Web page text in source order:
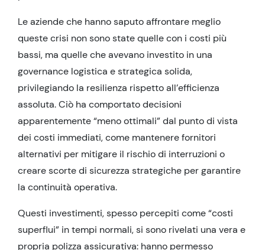
Le aziende che hanno saputo affrontare meglio
queste crisi non sono state quelle con i costi più
bassi, ma quelle che avevano investito in una
governance logistica e strategica solida,
privilegiando la resilienza rispetto all’efficienza
assoluta. Ciò ha comportato decisioni
apparentemente “meno ottimali” dal punto di vista
dei costi immediati, come mantenere fornitori
alternativi per mitigare il rischio di interruzioni o
creare scorte di sicurezza strategiche per garantire
la continuità operativa.
Questi investimenti, spesso percepiti come “costi
superflui” in tempi normali, si sono rivelati una vera e
propria polizza assicurativa: hanno permesso